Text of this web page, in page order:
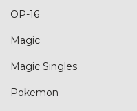
OP-16
Magic
Magic Singles
Pokemon